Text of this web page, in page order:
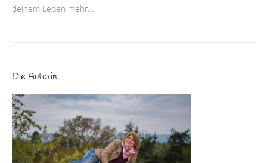
deinem Leben mehr…
Die Autorin